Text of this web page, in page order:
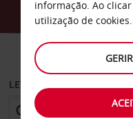
CARRO
LEVANTAR EM
informação. Ao clicar
utilização de cookies.